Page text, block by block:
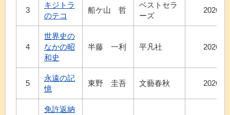
3
キジトラ
のテコ
船ケ山 哲
ベストセラ
ーズ
2026.6
4
世界史の
なかの昭
和史
半藤 一利 平凡社 2026.7
5
永遠の記
憶
東野 圭吾 文藝春秋 2026.8
免許返納